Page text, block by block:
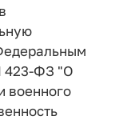
423-ФЗ "О
военного